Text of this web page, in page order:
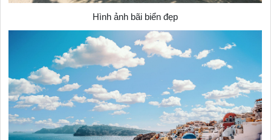
Hình ảnh bãi biển đẹp